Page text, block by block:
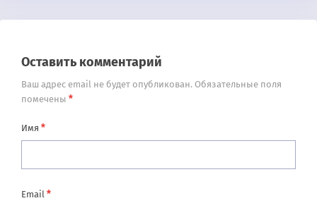
Оставить комментарий
Ваш адрес email не будет опубликован. Обязательные поля
помечены *
Имя *
Email *